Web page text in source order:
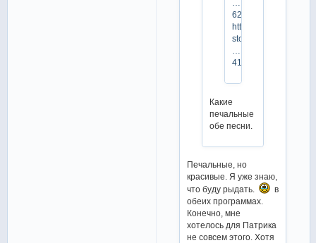
6233926656
https://
story_
4154833263
Какие
печальные
обе песни.
Печальные, но
красивые. Я уже знаю,
что буду рыдать.
в
обеих программах.
Конечно, мне
хотелось для Патрика
не совсем этого. Хотя